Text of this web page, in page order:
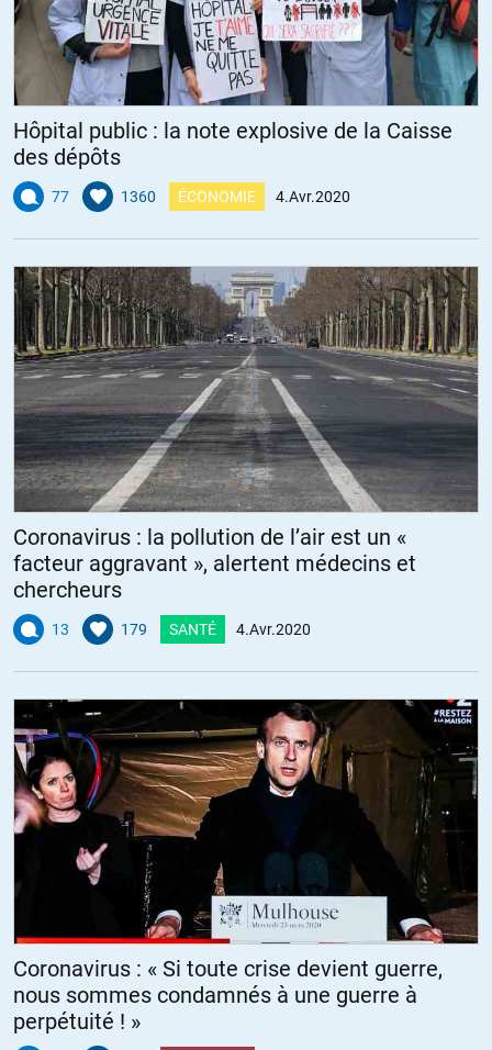
Hôpital public : la note explosive de la Caisse
des dépôts
77 1360 ÉCONOMIE 4.Avr.2020
Coronavirus : la pollution de l’air est un «
facteur aggravant », alertent médecins et
chercheurs
13 179 SANTÉ 4.Avr.2020
Coronavirus : « Si toute crise devient guerre,
nous sommes condamnés à une guerre à
perpétuité ! »